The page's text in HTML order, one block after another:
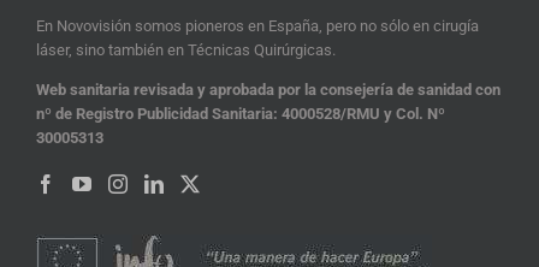
En Novovisión somos pioneros en España, pero no sólo en cirugía
láser, sino también en Técnicas Quirúrgicas.
Web sanitaria revisada y aprobada por la consejería de sanidad con
nº de Registro Publicidad Sanitaria: 4000528/RMU y Col. Nº
30005313